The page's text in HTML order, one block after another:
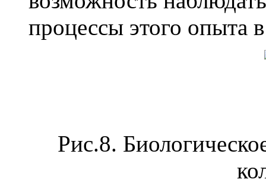
процессы этого опыта
Рис.8.